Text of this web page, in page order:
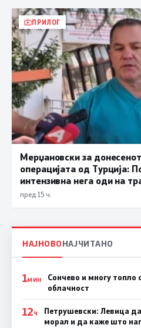
ПРИЛОГ
Мерџановски за
операцијата од Турција:
интензивна нега оди на
пред 15 ч.
НАЈНОВОНАЈЧИТАНО
1МИН
Сончево и многу топло
облачност
12Ч
Петрушевски: Левица
морал и да каже што